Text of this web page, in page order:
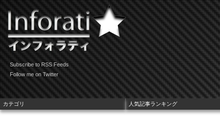
Subscribe to RSS Feeds
Follow me on Twitter
カテゴリ 人気記事ランキング